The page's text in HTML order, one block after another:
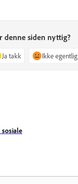
denne siden nyttig?
Ja takk Ikke egentlig
sosiale